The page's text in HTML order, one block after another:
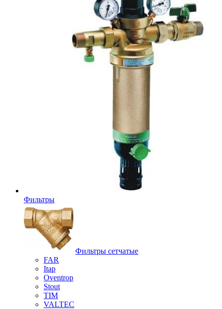
Фильтры
Фильтры сетчатые
FAR
Itap
Oventrop
Stout
TIM
VALTEC